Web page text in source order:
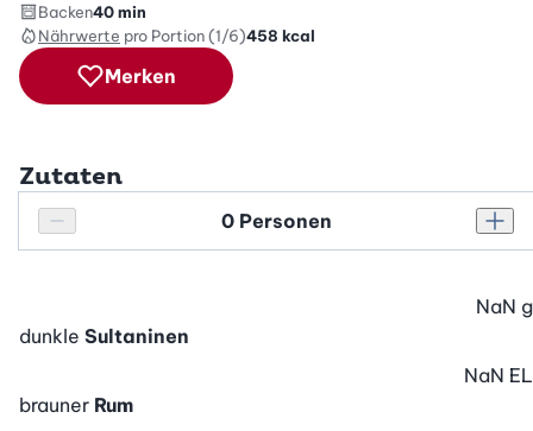
Backen40 min
Nährwerte pro Portion (1/6)458 kcal
Merken
Zutaten
Personenanzahl verringern
Personenanzahl
dunkle Sultaninen
NaN g
brauner Rum
NaN EL